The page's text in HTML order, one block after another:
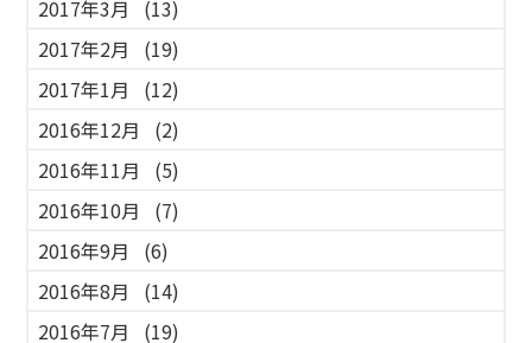
2017年3月
(13)
2017年2月
(19)
2017年1月
(12)
2016年12月
(2)
2016年11月
(5)
2016年10月
(7)
2016年9月
(6)
2016年8月
(14)
2016年7月
(19)